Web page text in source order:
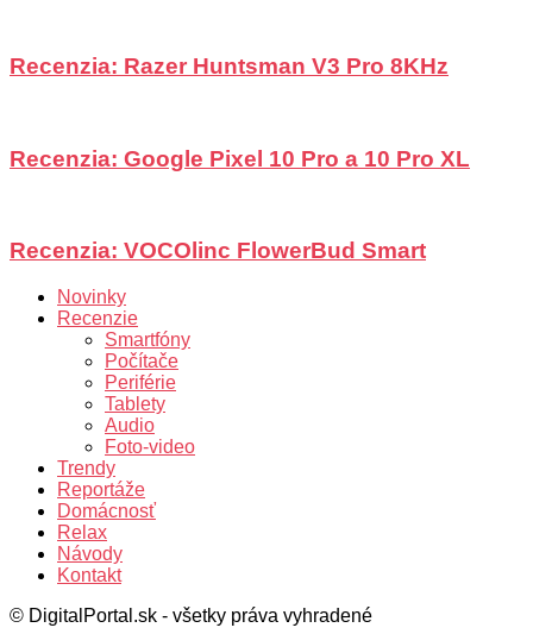
Recenzia: Razer Huntsman V3 Pro 8KHz
Recenzia: Google Pixel 10 Pro a 10 Pro XL
Recenzia: VOCOlinc FlowerBud Smart
Novinky
Recenzie
Smartfóny
Počítače
Periférie
Tablety
Audio
Foto-video
Trendy
Reportáže
Domácnosť
Relax
Návody
Kontakt
© DigitalPortal.sk - všetky práva vyhradené